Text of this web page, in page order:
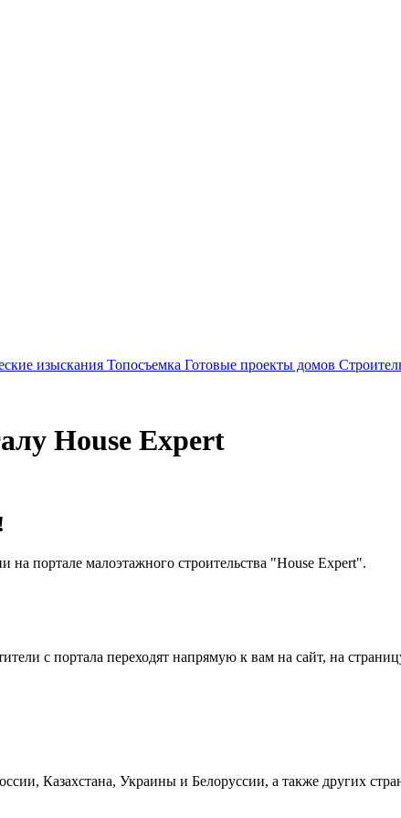
изыскания Топосъемка Готовые проекты домов
House Expert
портале малоэтажного строительства "House Expert".
с портала переходят напрямую к вам на сайт, на
Казахстана, Украины и Белоруссии, а также других